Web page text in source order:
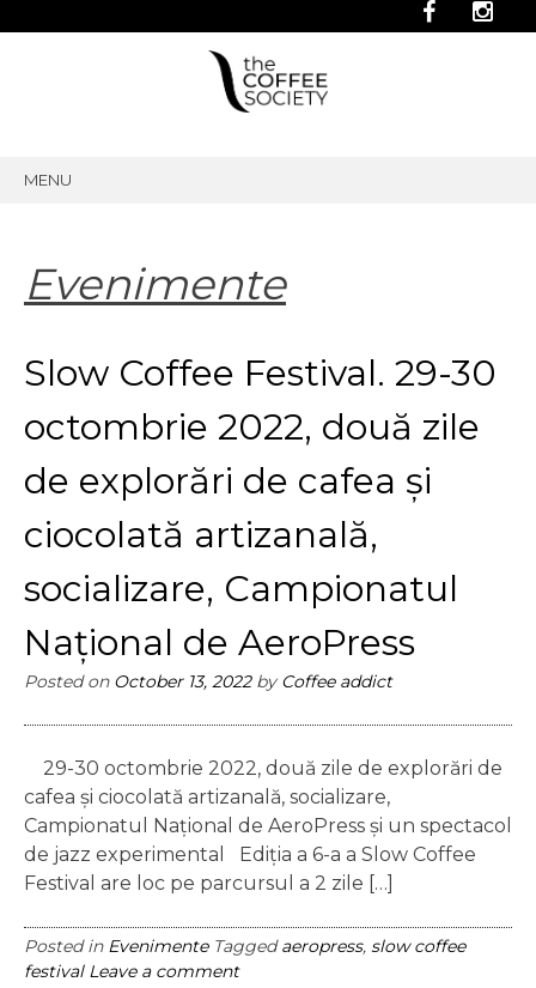
MENU
Evenimente
Slow Coffee Festival. 29-30
octombrie 2022, două zile
de explorări de cafea și
ciocolată artizanală,
socializare, Campionatul
Național de AeroPress
Posted on October 13, 2022by Coffee addict
29-30 octombrie 2022, două zile de explorări de
cafea și ciocolată artizanală, socializare,
Campionatul Național de AeroPress și un spectacol
de jazz experimental Ediția a 6-a a Slow Coffee
Festival are loc pe parcursul a 2 zile […]
Posted in Evenimente Taggedaeropress, slow coffee
festival Leave a comment